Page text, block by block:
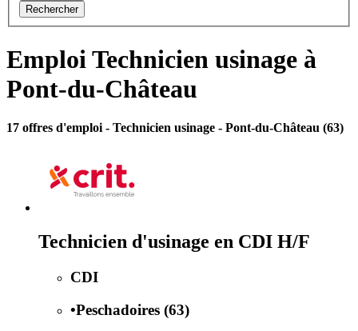
Rechercher
Emploi Technicien usinage à
Pont-du-Château
17 offres d'emploi - Technicien usinage - Pont-du-Château (63)
Technicien d'usinage en CDI H/F
CDI
•Peschadoires (63)